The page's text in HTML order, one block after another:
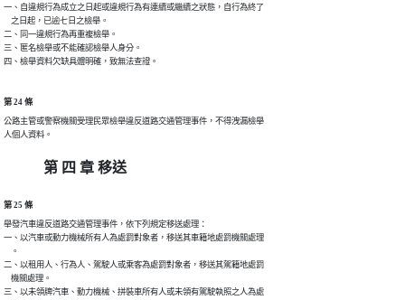
一、自違規行為成立之日起或違規行為有連續或繼續之狀態，自行為終了
    之日起，已逾七日之檢舉。
二、同一違規行為再重複檢舉。
三、匿名檢舉或不能確認檢舉人身分。
四、檢舉資料欠缺具體明確，致無法查證。
第 24 條
公路主管或警察機關受理民眾檢舉違反道路交通管理事件，不得洩漏檢舉
人個人資料。
第 四 章 移送
第 25 條
舉發汽車違反道路交通管理事件，依下列規定移送處理：
一、以汽車或動力機械所有人為處罰對象者，移送其車籍地處罰機關處理
    。
二、以租用人、行為人、駕駛人或乘客為處罰對象者，移送其駕籍地處罰
    機關處理。
三、以未領牌汽車、動力機械、拼裝車所有人或未領有駕駛執照之人為處